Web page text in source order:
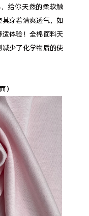
给你天然的柔软触
穿着清爽透气，如
体验！全棉面料天
少了化学物质的使
）